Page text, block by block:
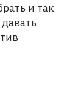
и так